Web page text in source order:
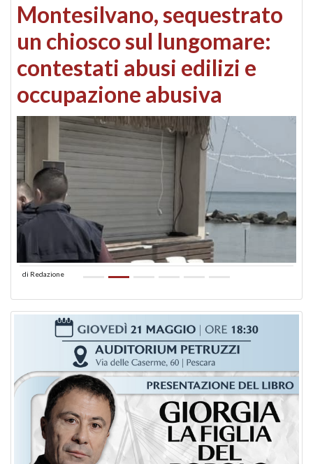
Montesilvano, sequestrato
un chiosco sul lungomare:
contestati abusi edilizi e
occupazione abusiva
di Redazione